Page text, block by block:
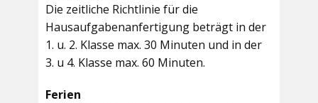
Die zeitliche Richtlinie für die
Hausaufgabenanfertigung beträgt in der
1. u. 2. Klasse max. 30 Minuten und in der
3. u 4. Klasse max. 60 Minuten.
Ferien